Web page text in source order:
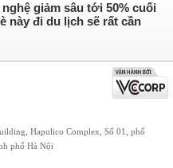
giảm sâu tới 50% cuối
này đi du lịch sẽ rất cần
Hapulico Complex, Số 01, phố
phố Hà Nội